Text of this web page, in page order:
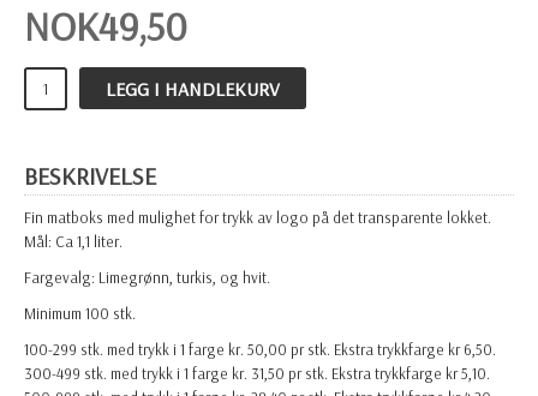
NOK49,50
LEGG I HANDLEKURV
BESKRIVELSE
Fin matboks med mulighet for trykk av logo på det transparente lokket.
Mål: Ca 1,1 liter.
Fargevalg: Limegrønn, turkis, og hvit.
Minimum 100 stk.
100-299 stk. med trykk i 1 farge kr. 50,00 pr stk. Ekstra trykkfarge kr 6,50.
300-499 stk. med trykk i 1 farge kr. 31,50 pr stk. Ekstra trykkfarge kr 5,10.